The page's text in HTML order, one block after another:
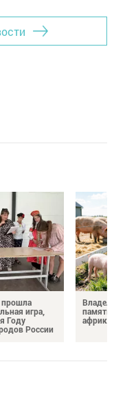
прошла
игра,
Году
России